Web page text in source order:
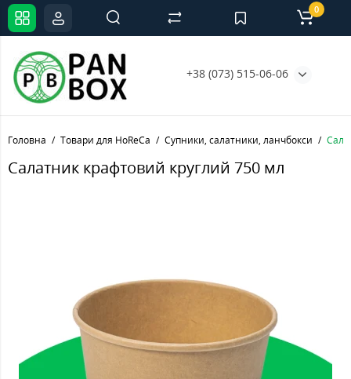
+38 (073) 515-06-06
0
Головна Товари для HoReCa Супники, салатники, ланчбокси
Салатник крафтовий круглий 750 мл